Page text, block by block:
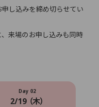
し込みを締め切らせてい
来場のお申し込みも同時
Day 02
2/19 （木）